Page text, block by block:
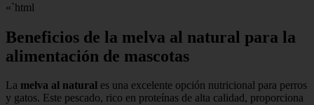
«`html
Beneficios de la melva al natural para la
alimentación de mascotas
La melva al natural es una excelente opción nutricional para perros
y gatos. Este pescado, rico en proteínas de alta calidad, proporciona